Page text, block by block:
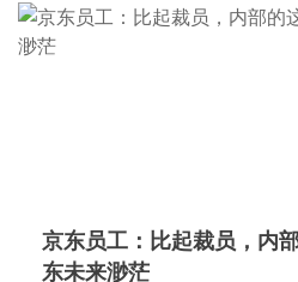
京东员工：比起裁员，内
东未来渺茫